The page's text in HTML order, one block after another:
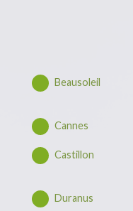
Beausoleil
Cannes
Castillon
Duranus